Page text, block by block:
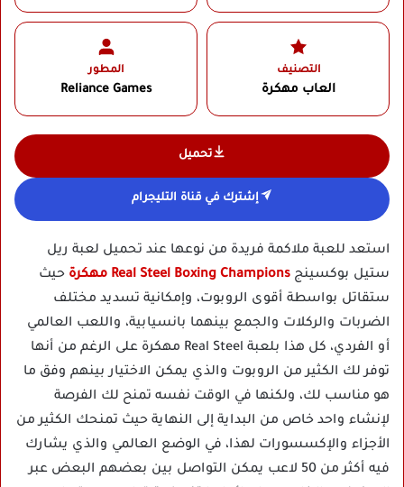
التصنيف
العاب مهكرة
المطور
Reliance Games‏
تحميل
إشترك في قناة التليجرام
استعد للعبة ملاكمة فريدة من نوعها عند تحميل لعبة ريل
ستيل بوكسينج Real Steel Boxing Champions مهكرة
حيث
ستقاتل بواسطة أقوى الروبوت، وإمكانية تسديد مختلف
الضربات والركلات والجمع بينهما بانسيابية، واللعب العالمي
أو الفردي، كل هذا بلعبة Real Steel مهكرة على الرغم من أنها
توفر لك الكثير من الروبوت والذي يمكن الاختيار بينهم وفق ما
هو مناسب لك، ولكنها في الوقت نفسه تمنح لك الفرصة
لإنشاء واحد خاص من البداية إلى النهاية حيث تمنحك الكثير من
الأجزاء والإكسسورات لهذا، في الوضع العالمي والذي يشارك
فيه أكثر من 50 لاعب يمكن التواصل بين بعضهم البعض عبر